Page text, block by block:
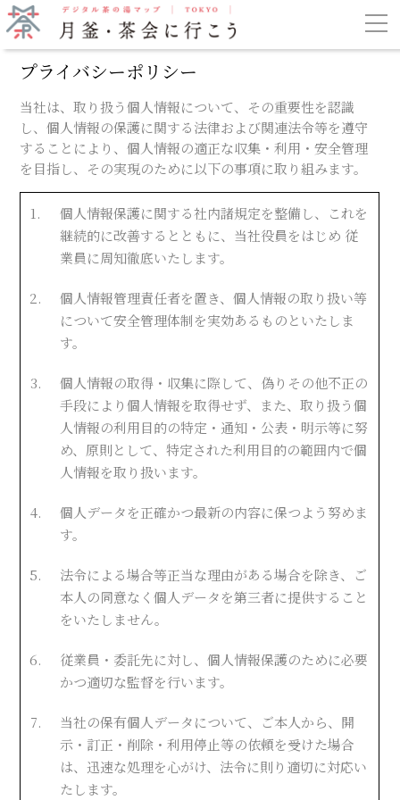
プライバシーポリシー
当社は、取り扱う個人情報について、その重要性を認識
し、個人情報の保護に関する法律および関連法令等を遵守
することにより、個人情報の適正な収集・利用・安全管理
を目指し、その実現のために以下の事項に取り組みます。
1.
個人情報保護に関する社内諸規定を整備し、これを
継続的に改善するとともに、当社役員をはじめ 従
業員に周知徹底いたします。
2.
個人情報管理責任者を置き、個人情報の取り扱い等
について安全管理体制を実効あるものといたしま
す。
3.
個人情報の取得・収集に際して、偽りその他不正の
手段により個人情報を取得せず、また、取り扱う個
人情報の利用目的の特定・通知・公表・明示等に努
め、原則として、特定された利用目的の範囲内で個
人情報を取り扱います。
4.
個人データを正確かつ最新の内容に保つよう努めま
す。
5.
法令による場合等正当な理由がある場合を除き、ご
本人の同意なく個人データを第三者に提供すること
をいたしません。
6.
従業員・委託先に対し、個人情報保護のために必要
かつ適切な監督を行います。
7.
当社の保有個人データについて、ご本人から、開
示・訂正・削除・利用停止等の依頼を受けた場合
は、迅速な処理を心がけ、法令に則り適切に対応い
たします。